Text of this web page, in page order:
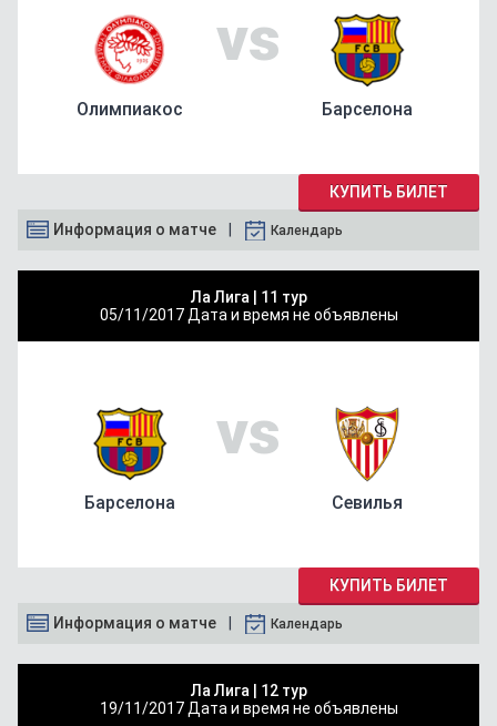
Олимпиакос
vs
Барселона
КУПИТЬ БИЛЕТ
Информация о матче Календарь
Ла Лига | 11 тур
05/11/2017 Дата и время не объявлены
Барселона
vs
Севилья
КУПИТЬ БИЛЕТ
Информация о матче Календарь
Ла Лига | 12 тур
19/11/2017 Дата и время не объявлены